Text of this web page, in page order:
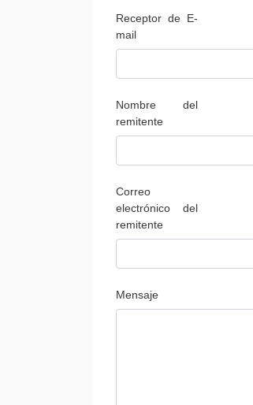
Receptor de E-
mail
Nombre del
remitente
Correo
electrónico del
remitente
Mensaje